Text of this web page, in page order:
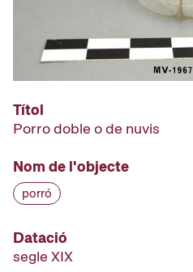
Títol
Porro doble o de nuvis
Nom de l'objecte
porró
Datació
segle XIX